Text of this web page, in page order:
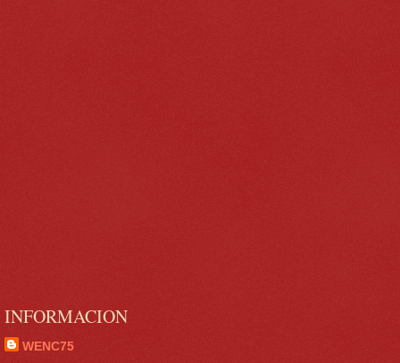
INFORMACION
WENC75